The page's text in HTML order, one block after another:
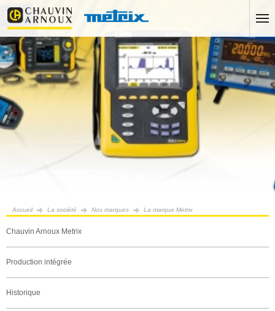
Accueil La société Nos marques La marque Metrix
Chauvin Arnoux Metrix
Production intégrée
Historique